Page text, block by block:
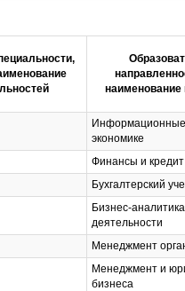
наименование
экономике
Финансы и кредит
Бухгалтерский
Бизнес-
деятельности
Менеджмент
Менеджмент и
бизнеса